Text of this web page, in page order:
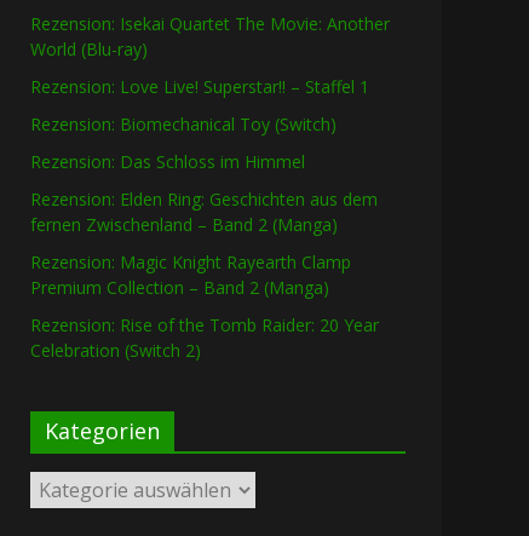
Rezension: Isekai Quartet The Movie: Another
World (Blu-ray)
Rezension: Love Live! Superstar!! – Staffel 1
Rezension: Biomechanical Toy (Switch)
Rezension: Das Schloss im Himmel
Rezension: Elden Ring: Geschichten aus dem
fernen Zwischenland – Band 2 (Manga)
Rezension: Magic Knight Rayearth Clamp
Premium Collection – Band 2 (Manga)
Rezension: Rise of the Tomb Raider: 20 Year
Celebration (Switch 2)
Kategorien
Kategorien